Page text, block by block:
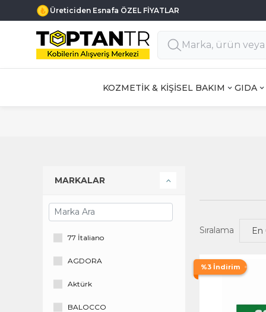
Üreticiden Esnafa ÖZEL FİYATLAR
KOZMETİK & KİŞİSEL BAKIM GIDA
Sıralama
%3 İndirim
MARKALAR
77 İtaliano
AGDORA
Aktürk
BALOCCO